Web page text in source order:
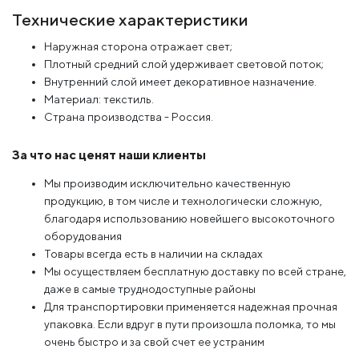
Технические характеристики
Наружная сторона отражает свет;
Плотный средний слой удерживает световой поток;
Внутренний слой имеет декоративное назначение.
Материал: текстиль.
Страна производства - Россия.
За что нас ценят наши клиенты
Мы производим исключительно качественную
продукцию, в том числе и технологически сложную,
благодаря использованию новейшего высокоточного
оборудования
Товары всегда есть в наличии на складах
Мы осуществляем бесплатную доставку по всей стране,
даже в самые труднодоступные районы
Для транспортировки применяется надежная прочная
упаковка. Если вдруг в пути произошла поломка, то мы
очень быстро и за свой счет ее устраним